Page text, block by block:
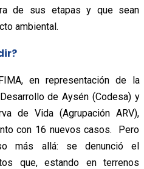
de sus etapas y que sean
ambiental.
en representación de la
de Aysén (Codesa) y
de Vida (Agrupación ARV),
con 16 nuevos casos. Pero
más allá: se denunció el
que, estando en terrenos